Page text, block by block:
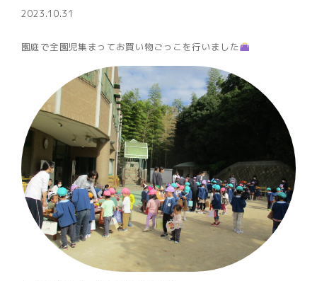
2023.10.31
園庭で全園児集まってお買い物ごっこを行いました